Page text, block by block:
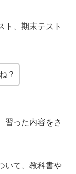
ト、期末テスト
？
習った内容をさ
いて、教科書や